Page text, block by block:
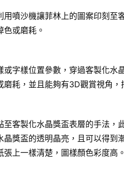
噴沙機讓菲林上的圖案印刻
或磨耗。
字樣位置參數，穿過客製化
耗，並且能夠有3D觀賞視角
客製化水晶獎盃表層的手法
獎盃的透明晶亮，且可以得
上一樣清楚，圖樣顏色彩度高